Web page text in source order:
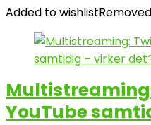
Added to wishlist
YouTube